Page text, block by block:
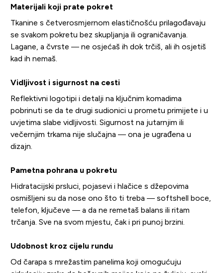
Materijali koji prate pokret
Tkanine s četverosmjernom elastičnošću prilagođavaju
se svakom pokretu bez skupljanja ili ograničavanja.
Lagane, a čvrste — ne osjećaš ih dok trčiš, ali ih osjetiš
kad ih nemaš.
Vidljivost i sigurnost na cesti
Reflektivni logotipi i detalji na ključnim komadima
pobrinuti se da te drugi sudionici u prometu primijete i u
uvjetima slabe vidljivosti. Sigurnost na jutarnjim ili
večernjim trkama nije slučajna — ona je ugrađena u
dizajn.
Pametna pohrana u pokretu
Hidratacijski prsluci, pojasevi i hlačice s džepovima
osmišljeni su da nose ono što ti treba — softshell boce,
telefon, ključeve — a da ne remetaš balans ili ritam
trčanja. Sve na svom mjestu, čak i pri punoj brzini.
Udobnost kroz cijelu rundu
Od čarapa s mrežastim panelima koji omogućuju